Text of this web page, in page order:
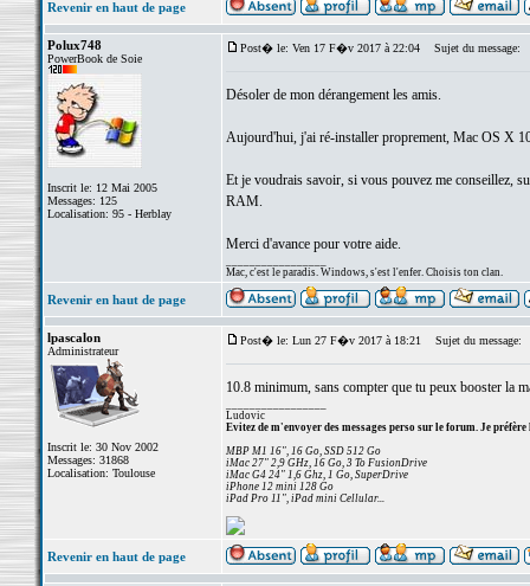
Revenir en haut de page
Polux748
PowerBook de Soie
Inscrit le: 12 Mai 2005
Messages: 125
Localisation: 95 - Herblay
Post� le: Ven 17 F�v 2017 à 22:04 Sujet du message:
Désoler de mon dérangement les amis.
Aujourd'hui, j'ai ré-installer proprement, Mac OS X
Et je voudrais savoir, si vous pouvez me conseillez,
RAM.
Merci d'avance pour votre aide.
Mac, c'est le paradis. Windows, s'est l'enfer. Choisis ton clan.
Revenir en haut de page
lpascalon
Administrateur
Inscrit le: 30 Nov 2002
Messages: 31868
Localisation: Toulouse
Post� le: Lun 27 F�v 2017 à 18:21 Sujet du message:
10.8 minimum, sans compter que tu peux booster la
Ludovic
Evitez de m'envoyer des messages perso sur le forum. Je préfère
MBP M1 16", 16 Go, SSD 512 Go
iMac 27" 2,9 GHz, 16 Go, 3 To FusionDrive
iMac G4 24" 1,6 Ghz, 1 Go, SuperDrive
iPhone 12 mini 128 Go
iPad Pro 11", iPad mini Cellular...
Revenir en haut de page